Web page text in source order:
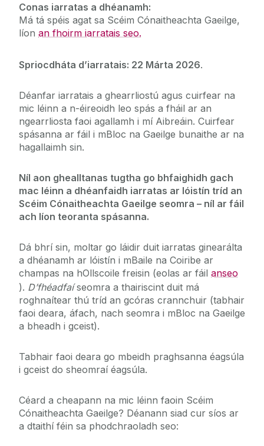
Conas iarratas a dhéanamh:
Má tá spéis agat sa Scéim Cónaitheachta Gaeilge,
líon an fhoirm iarratais seo.
Spriocdháta d’iarratais: 22 Márta 2026.
Déanfar iarratais a ghearrliostú agus cuirfear na
mic léinn a n-éireoidh leo spás a fháil ar an
ngearrliosta faoi agallamh i mí Aibreáin. Cuirfear
spásanna ar fáil i mBloc na Gaeilge bunaithe ar na
hagallaimh sin.
Níl aon ghealltanas tugtha go bhfaighidh gach
mac léinn a dhéanfaidh iarratas ar lóistín tríd an
Scéim Cónaitheachta Gaeilge seomra – níl ar fáil
ach líon teoranta spásanna.
Dá bhrí sin, moltar go láidir duit iarratas ginearálta
a dhéanamh ar lóistín i mBaile na Coiribe ar
champas na hOllscoile freisin (eolas ar fáil anseo
). D’fhéadfaíseomra a thairiscint duit má
roghnaítear thú tríd an gcóras crannchuir (tabhair
faoi deara, áfach, nach seomra i mBloc na Gaeilge
a bheadh i gceist).
Tabhair faoi deara go mbeidh praghsanna éagsúla
i gceist do sheomraí éagsúla.
Céard a cheapann na mic léinn faoin Scéim
Cónaitheachta Gaeilge? Déanann siad cur síos ar
a dtaithí féin sa phodchraoladh seo: